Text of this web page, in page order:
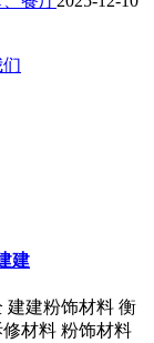
建
建建粉饰材料 衡
材料 粉饰材料